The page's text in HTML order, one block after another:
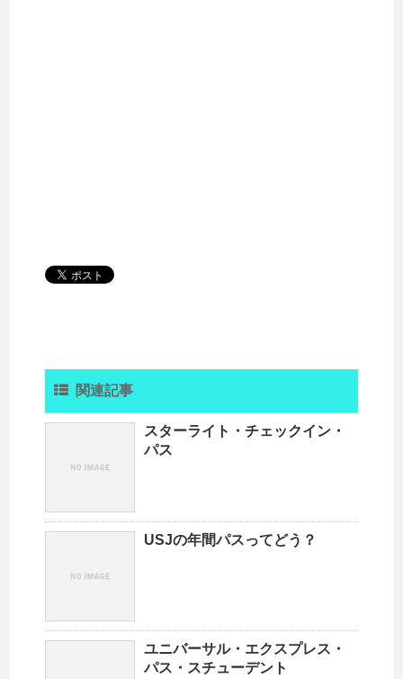
関連記事
スターライト・チェックイン・
パス
USJの年間パスってどう？
ユニバーサル・エクスプレス・
パス・スチューデント